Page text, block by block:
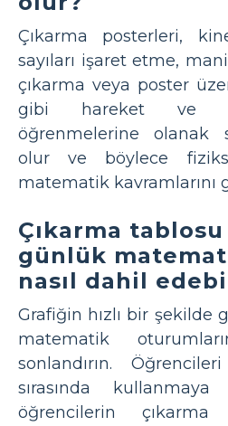
Çıkarma posterleri,
sayıları işaret etme,
çıkarma veya poster
gibi hareket ve
öğrenmelerine olanak
olur ve böylece
matematik kavramlarını
Çıkarma
günlük
nasıl dahil
Grafiğin hızlı bir şekilde
matematik
sonlandırın.
sırasında
öğrencilerin çıkarma